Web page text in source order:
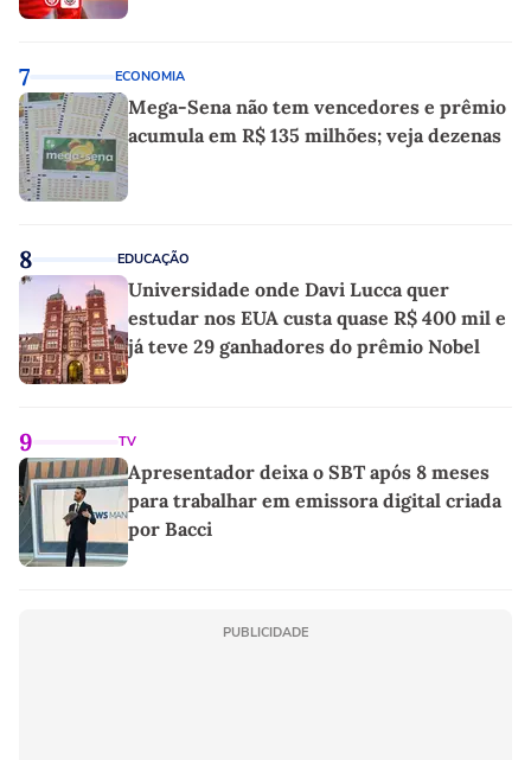
7 ECONOMIA
Mega-Sena não tem vencedores e prêmio
acumula em R$ 135 milhões; veja dezenas
8 EDUCAÇÃO
Universidade onde Davi Lucca quer
estudar nos EUA custa quase R$ 400 mil e
já teve 29 ganhadores do prêmio Nobel
9 TV
Apresentador deixa o SBT após 8 meses
para trabalhar em emissora digital criada
por Bacci
PUBLICIDADE